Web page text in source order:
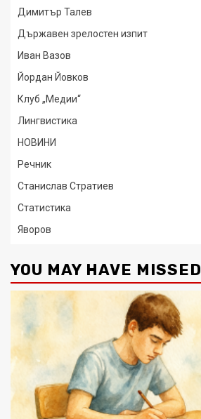
Димитър Талев
Държавен зрелостен изпит
Иван Вазов
Йордан Йовков
Клуб „Медии“
Лингвистика
НОВИНИ
Речник
Станислав Стратиев
Статистика
Яворов
YOU MAY HAVE MISSED